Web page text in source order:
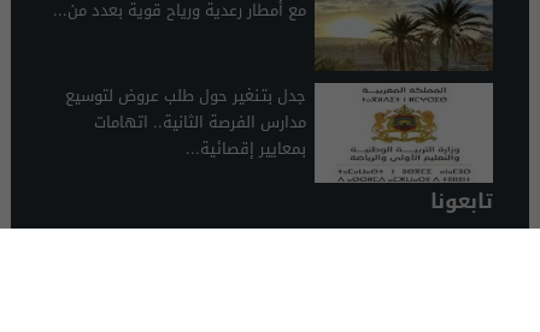
مع أمطار رعدية ورياح قوية بعدد من...
جدل بتـنغير حول طلب عروض لتوسيع
مدارس الفرصة الثانية.. اتهامات
بمعايير إقصائية...
تابعونا